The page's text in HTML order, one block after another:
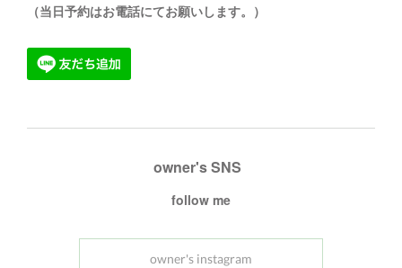
（当日予約はお電話にてお願いします。）
owner's SNS
follow me
owner's instagram